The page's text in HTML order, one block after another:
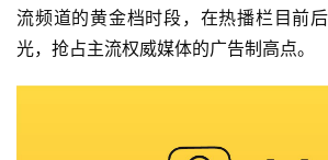
流频道的黄金档时段，在热播栏目前
光，抢占主流权威媒体的广告制高点。